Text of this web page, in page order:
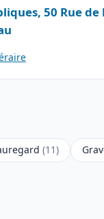
50 Rue de
(11)